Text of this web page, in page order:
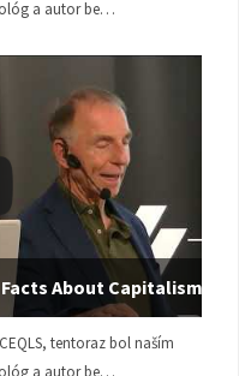
a autor be…
About Capitalism
tentoraz bol naším
a autor be…